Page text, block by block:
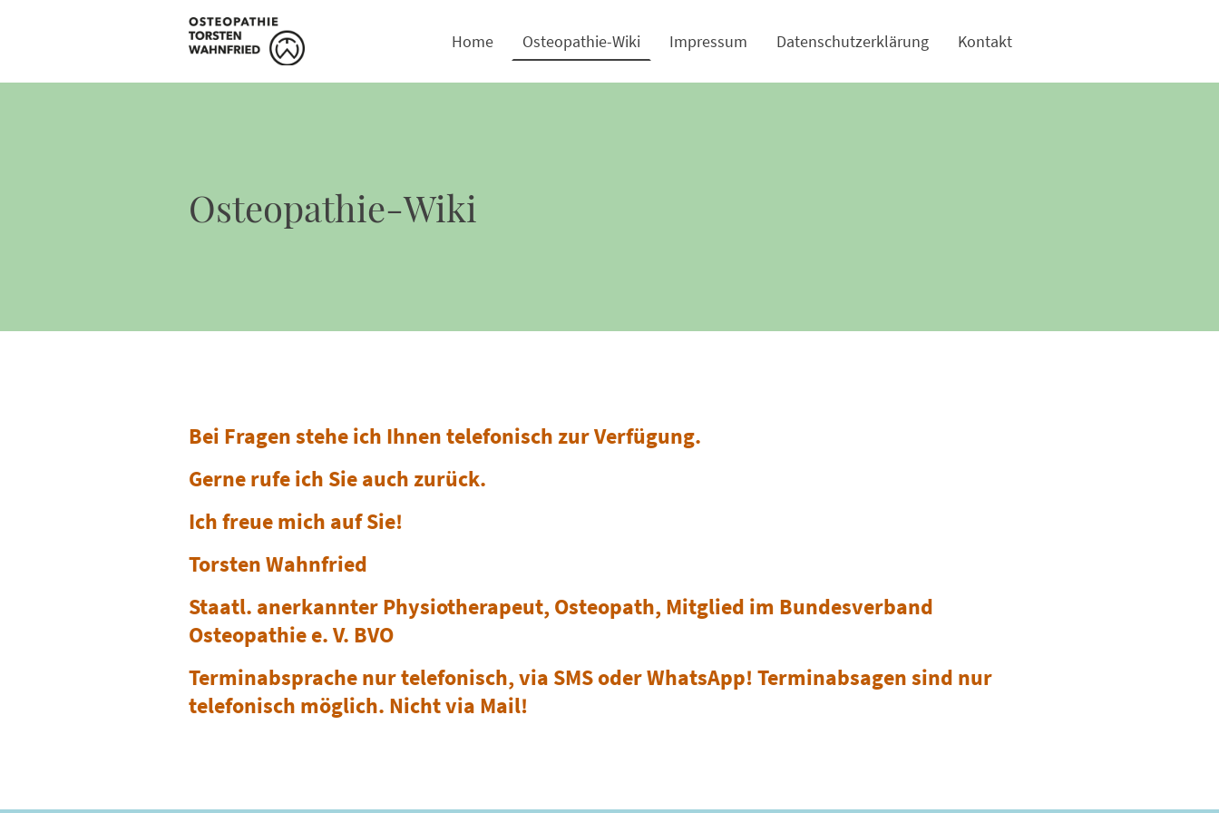
Home Osteopathie-Wiki Impressum Datenschutzerklärung Kontakt
Osteopathie-Wiki
Bei Fragen stehe ich Ihnen telefonisch zur Verfügung.
Gerne rufe ich Sie auch zurück.
Ich freue mich auf Sie!
Torsten Wahnfried
Staatl. anerkannter Physiotherapeut, Osteopath, Mitglied im Bundesverband
Osteopathie e. V. BVO
Terminabsprache nur telefonisch, via SMS oder WhatsApp! Terminabsagen sind nur
telefonisch möglich. Nicht via Mail!